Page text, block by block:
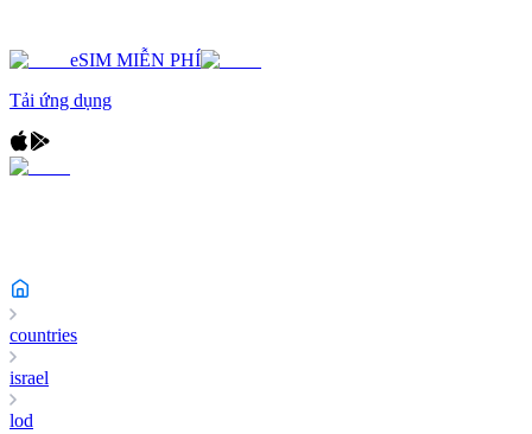
eSIM MIỄN PHÍ
Tải ứng dụng
countries
israel
lod